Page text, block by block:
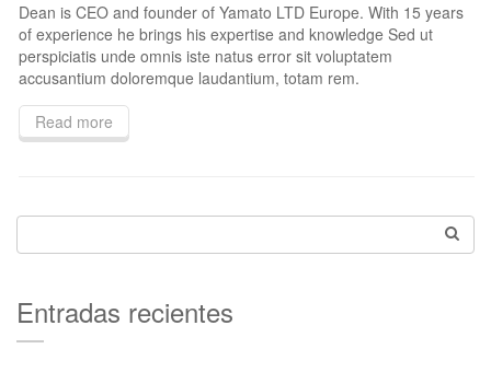
Dean is CEO and founder of Yamato LTD Europe. With 15 years
of experience he brings his expertise and knowledge Sed ut
perspiciatis unde omnis iste natus error sit voluptatem
accusantium doloremque laudantium, totam rem.
Read more
Entradas recientes